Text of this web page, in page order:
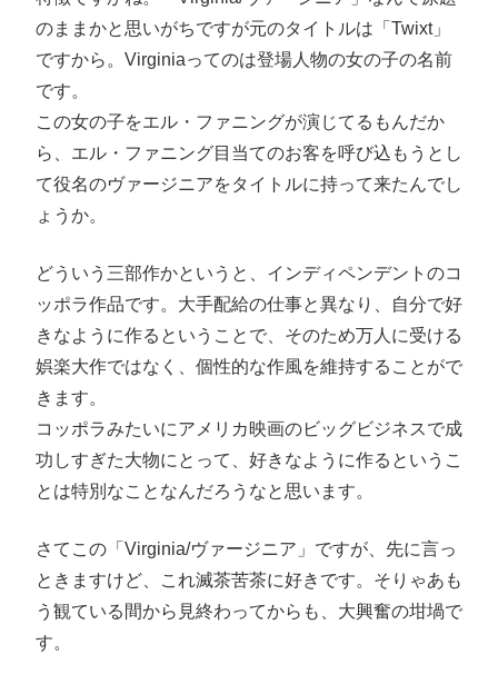
のままかと思いがちですが元のタイトルは「Twixt」
ですから。Virginiaってのは登場人物の女の子の名前
です。
この女の子をエル・ファニングが演じてるもんだか
ら、エル・ファニング目当てのお客を呼び込もうとし
て役名のヴァージニアをタイトルに持って来たんでし
ょうか。
どういう三部作かというと、インディペンデントのコ
ッポラ作品です。大手配給の仕事と異なり、自分で好
きなように作るということで、そのため万人に受ける
娯楽大作ではなく、個性的な作風を維持することがで
きます。
コッポラみたいにアメリカ映画のビッグビジネスで成
功しすぎた大物にとって、好きなように作るというこ
とは特別なことなんだろうなと思います。
さてこの「Virginia/ヴァージニア」ですが、先に言っ
ときますけど、これ滅茶苦茶に好きです。そりゃあも
う観ている間から見終わってからも、大興奮の坩堝で
す。